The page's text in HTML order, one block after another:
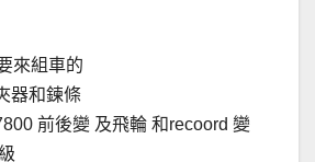
來組車的
器和鍊條
前後變 及飛輪 和recoord 變